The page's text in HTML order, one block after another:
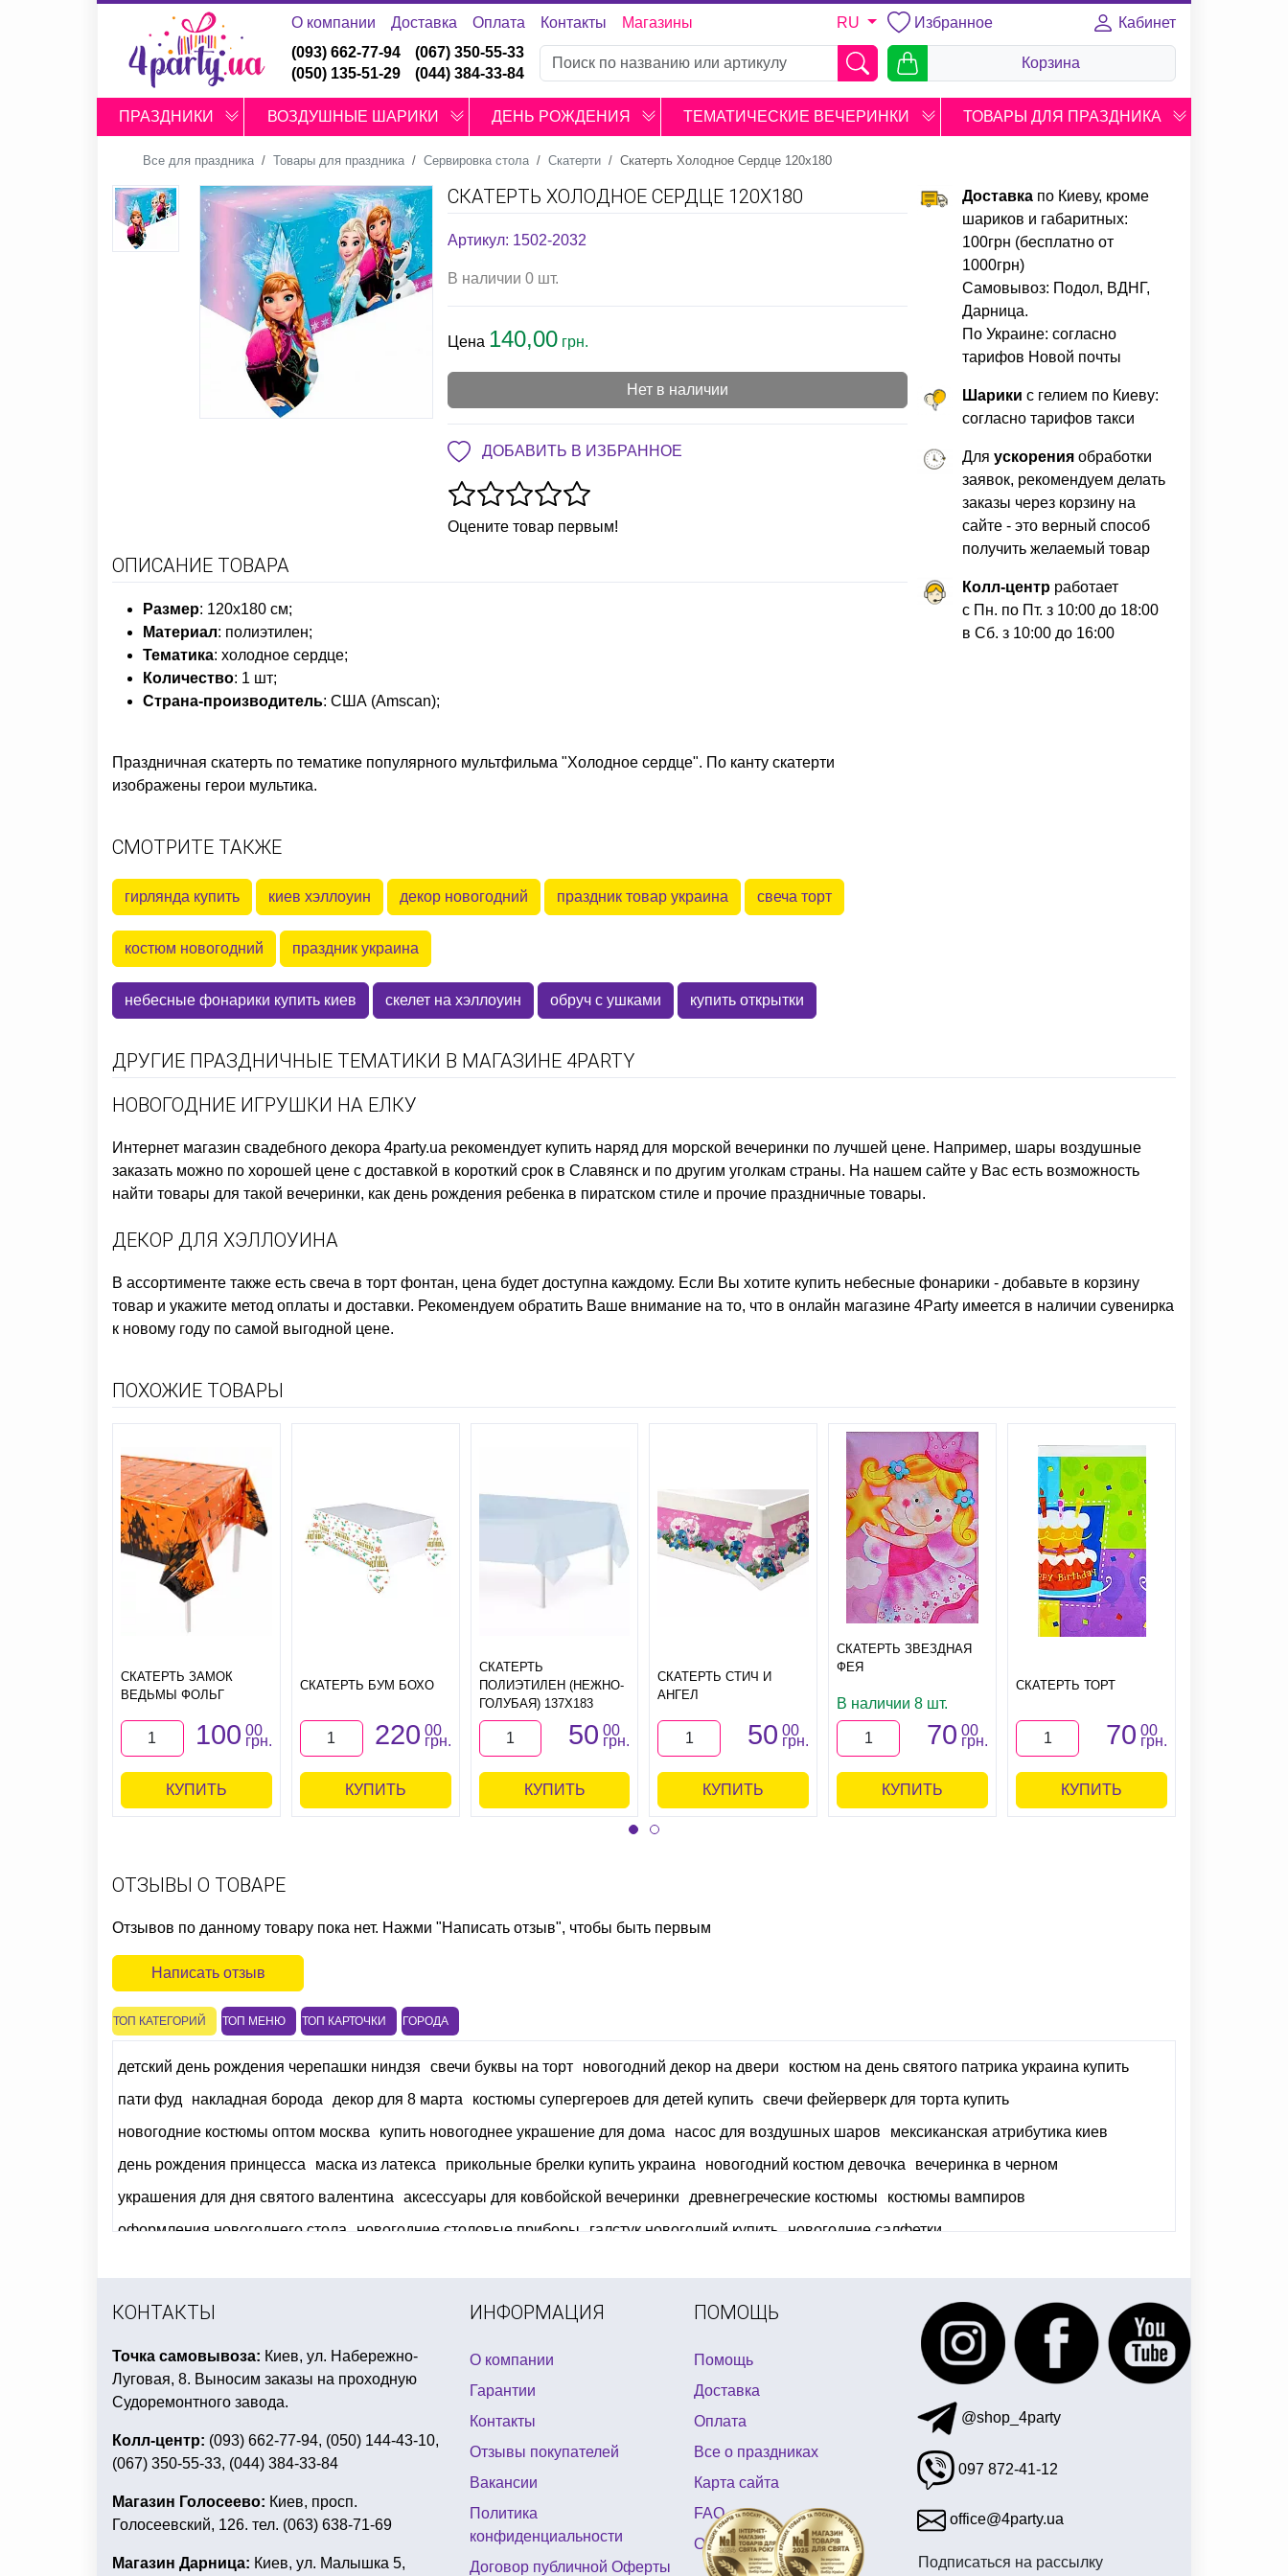
О компании Доставка Оплата Контакты Магазины RU Избранное
Кабинет
(093) 662-77-94
(050) 135-51-29
(067) 350-55-33
(044) 384-33-84
Корзина
ПРАЗДНИКИ ВОЗДУШНЫЕ ШАРИКИ ДЕНЬ РОЖДЕНИЯ ТЕМАТИЧЕСКИЕ ВЕЧЕРИНКИ ТОВАРЫ ДЛЯ ПРАЗДНИКА
Все для праздника Товары для праздника Сервировка стола Скатерти Скатерть Холодное Сердце 120х180
СКАТЕРТЬ ХОЛОДНОЕ СЕРДЦЕ 120Х180
Артикул: 1502-2032
В наличии 0 шт.
Цена 140,00 грн.
Нет в наличии
ДОБАВИТЬ В ИЗБРАННОЕ
Оцените товар первым!
ОПИСАНИЕ ТОВАРА
Размер: 120х180 см;
Материал: полиэтилен;
Тематика: холодное сердце;
Количество: 1 шт;
Страна-производитель: США (Amscan);
Праздничная скатерть по тематике популярного мультфильма "Холодное сердце". По канту скатерти
изображены герои мультика.
СМОТРИТЕ ТАКЖЕ
гирлянда купить киев хэллоуин декор новогодний праздник товар украина свеча торт
костюм новогодний праздник украина
небесные фонарики купить киев скелет на хэллоуин обруч с ушками купить открытки
Доставкапо Киеву, кроме
шариков и габаритных:
100грн (бесплатно от
1000грн)
Самовывоз: Подол, ВДНГ,
Дарница.
По Украине: согласно
тарифов Новой почты
Шарики с гелием по Киеву:
согласно тарифов такси
Для ускоренияобработки
заявок, рекомендуем делать
заказы через корзину на
сайте - это верный способ
получить желаемый товар
Колл-центрработает
с Пн. по Пт. з 10:00 до 18:00
в Сб. з 10:00 до 16:00
ДРУГИЕ ПРАЗДНИЧНЫЕ ТЕМАТИКИ В МАГАЗИНЕ 4PARTY
НОВОГОДНИЕ ИГРУШКИ НА ЕЛКУ
Интернет магазин свадебного декора 4party.ua рекомендует купить наряд для морской вечеринки по лучшей цене. Например, шары воздушные
заказать можно по хорошей цене с доставкой в короткий срок в Славянск и по другим уголкам страны. На нашем сайте у Вас есть возможность
найти товары для такой вечеринки, как день рождения ребенка в пиратском стиле и прочие праздничные товары.
ДЕКОР ДЛЯ ХЭЛЛОУИНА
В ассортименте также есть свеча в торт фонтан, цена будет доступна каждому. Если Вы хотите купить небесные фонарики - добавьте в корзину
товар и укажите метод оплаты и доставки. Рекомендуем обратить Ваше внимание на то, что в онлайн магазине 4Party имеется в наличии сувенирка
к новому году по самой выгодной цене.
ПОХОЖИЕ ТОВАРЫ
СКАТЕРТЬ ЗАМОК
ВЕДЬМЫ ФОЛЬГ
100 00
грн.
КУПИТЬ
СКАТЕРТЬ БУМ БОХО
220 00
грн.
КУПИТЬ
СКАТЕРТЬ
ПОЛИЭТИЛЕН (НЕЖНО-
ГОЛУБАЯ) 137Х183
50 00
грн.
КУПИТЬ
СКАТЕРТЬ СТИЧ И
АНГЕЛ
50 00
грн.
КУПИТЬ
СКАТЕРТЬ ЗВЕЗДНАЯ
ФЕЯ
В наличии 8 шт.
70 00
грн.
КУПИТЬ
СКАТЕРТЬ ТОРТ
70 00
грн.
КУПИТЬ
ОТЗЫВЫ О ТОВАРЕ
Отзывов по данному товару пока нет. Нажми "Написать отзыв", чтобы быть первым
Написать отзыв
ТОП КАТЕГОРИЙ ТОП МЕНЮ ТОП КАРТОЧКИ ГОРОДА
детский день рождения черепашки ниндзя свечи буквы на торт новогодний декор на двери
костюм на день святого патрика украина купить
пати фуд
накладная борода декор для 8 марта костюмы супергероев для детей купить свечи фейерверк для торта купить
новогодние костюмы оптом москва
купить новогоднее украшение для дома насос для воздушных шаров
мексиканская атрибутика киев
день рождения принцесса
маска из латекса прикольные брелки купить украина новогодний костюм девочка
вечеринка в черном
украшения для дня святого валентина
аксессуары для ковбойской вечеринки древнегреческие костюмы
костюмы вампиров
оформления новогоднего стола новогодние столовые приборы галстук новогодний купить новогодние салфетки
КОНТАКТЫ
Точка самовывоза: Киев, ул. Набережно-
Луговая, 8. Выносим заказы на проходную
Судоремонтного завода.
Колл-центр: (093) 662-77-94, (050) 144-43-10,
(067) 350-55-33, (044) 384-33-84
Магазин Голосеево: Киев, просп.
Голосеевский, 126. тел. (063) 638-71-69
Магазин Дарница: Киев, ул. Малышка 5,
ИНФОРМАЦИЯ
О компании
Гарантии
Контакты
Отзывы покупателей
Вакансии
Политика
конфиденциальности
Договор публичной Оферты
ПОМОЩЬ
Помощь
Доставка
Оплата
Все о праздниках
Карта сайта
FAQ
Отзывы
@shop_4party
097 872-41-12
office@4party.ua
Подписаться на рассылку